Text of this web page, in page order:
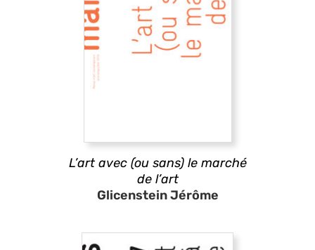
L’art avec (ou sans) le marché
de l’art
Glicenstein Jérôme